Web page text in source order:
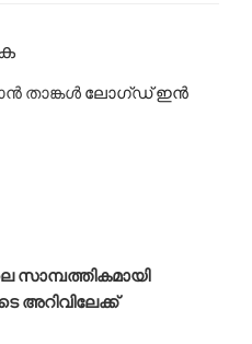
താങ്കൾ ലോഗ്ഡ് ഇൻ
സാമ്പത്തികമായി
അറിവിലേക്ക്